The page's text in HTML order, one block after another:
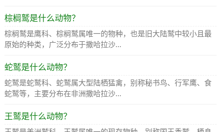
棕榈鹫是什么动物？
棕榈鹫是鹰科、棕榈鹫属唯一的物种，也是旧大陆鹫中较小且最
原始的种类，广泛分布于撒哈拉沙...
蛇鹫是什么动物？
蛇鹫是蛇鹫科、蛇鹫属大型陆栖猛禽，别称秘书鸟、行军鹰、食
蛇鹫等，主要分布在非洲撒哈拉沙...
王鹫是什么动物？